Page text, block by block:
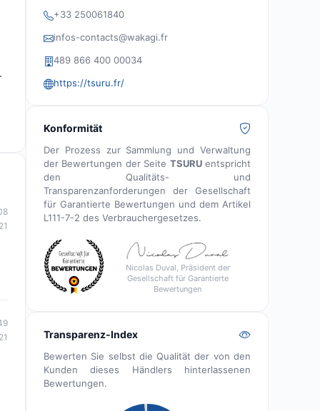
+33 250061840
infos-contacts@wakagi.fr
489 866 400 00034
https://tsuru.fr/
Konformität
Der Prozess zur Sammlung und Verwaltung
der Bewertungen der Seite TSURUentspricht
den Qualitäts- und
Transparenzanforderungen der Gesellschaft
für Garantierte Bewertungen und dem Artikel
L111-7-2 des Verbrauchergesetzes.
Nicolas Duval, Präsident der
Gesellschaft für Garantierte
Bewertungen
Transparenz-Index
Bewerten Sie selbst die Qualität der von den
Kunden dieses Händlers hinterlassenen
Bewertungen.